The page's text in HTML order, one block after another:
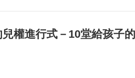
權進行式－10堂給孩子